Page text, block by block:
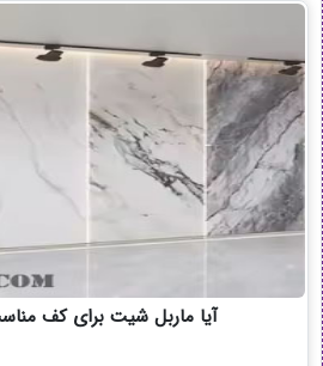
آیا ماربل شیت برای کف